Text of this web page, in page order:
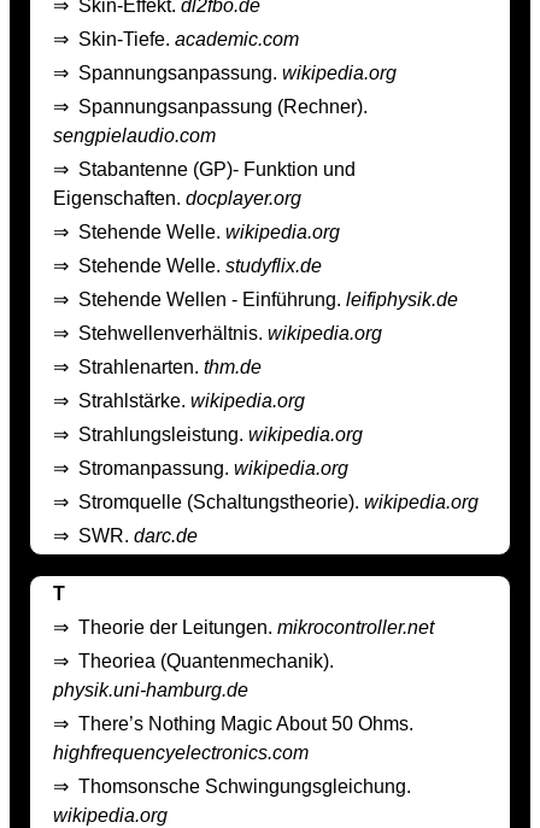
⇒ Skin-Effekt. dl2fbo.de
⇒ Skin-Tiefe. academic.com
⇒ Spannungsanpassung. wikipedia.org
⇒ Spannungsanpassung (Rechner).
sengpielaudio.com
⇒ Stabantenne (GP)- Funktion und
Eigenschaften. docplayer.org
⇒ Stehende Welle. wikipedia.org
⇒ Stehende Welle. studyflix.de
⇒ Stehende Wellen - Einführung. leifiphysik.de
⇒ Stehwellenverhältnis. wikipedia.org
⇒ Strahlenarten. thm.de
⇒ Strahlstärke. wikipedia.org
⇒ Strahlungsleistung. wikipedia.org
⇒ Stromanpassung. wikipedia.org
⇒ Stromquelle (Schaltungstheorie). wikipedia.org
⇒ SWR. darc.de
T
⇒ Theorie der Leitungen. mikrocontroller.net
⇒ Theoriea (Quantenmechanik).
physik.uni-hamburg.de
⇒ There’s Nothing Magic About 50 Ohms.
highfrequencyelectronics.com
⇒ Thomsonsche Schwingungsgleichung.
wikipedia.org